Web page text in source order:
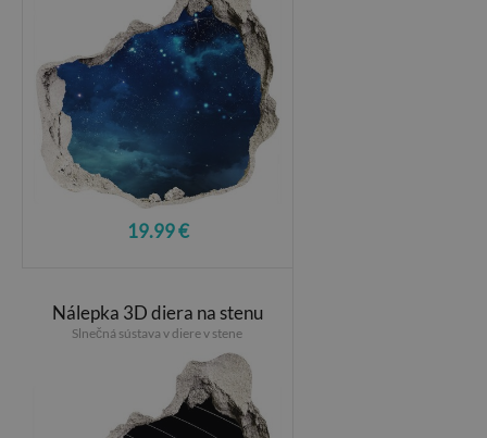
19.99 €
Nálepka 3D diera na stenu
Slnečná sústava v diere v stene